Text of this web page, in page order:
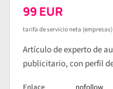
99 EUR
tarifa de servicio neta (empresas)
Artículo de experto de
publicitario, con perfil